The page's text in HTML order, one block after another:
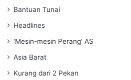
Bantuan Tunai
Headlines
'Mesin-mesin Perang' AS
Asia Barat
Kurang dari 2 Pekan